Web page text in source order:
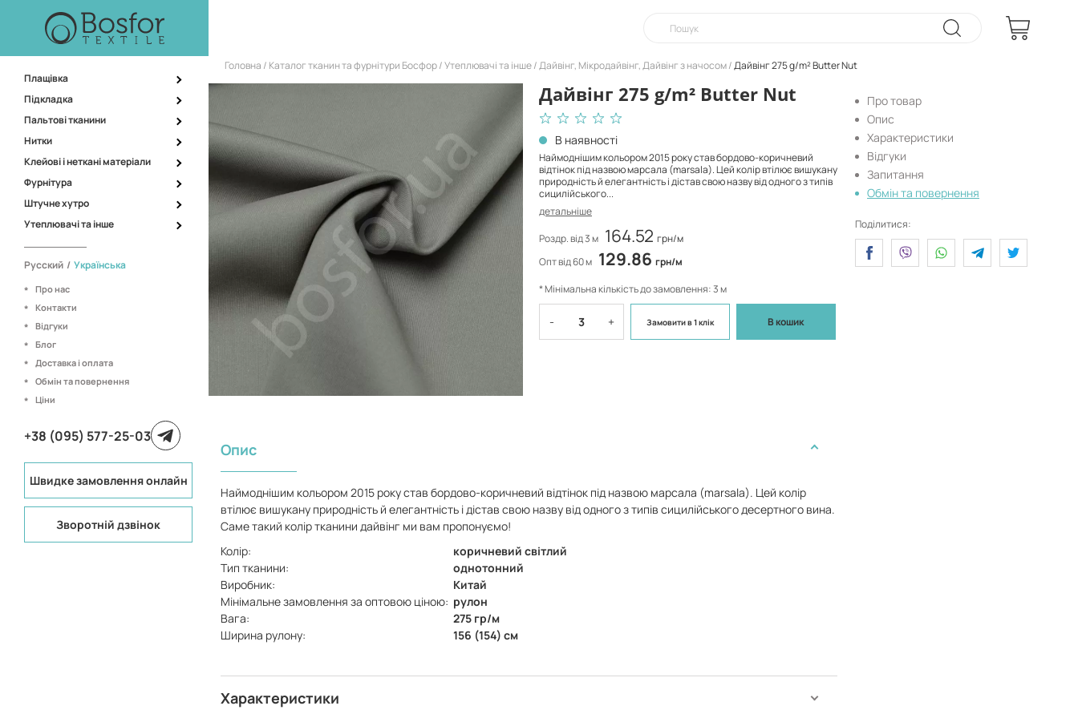
Плащівка
Підкладка
Пальтові тканини
Нитки
Клейові і неткані матеріали
Фурнітура
Штучне хутро
Утеплювачі та інше
Русский / Українська
Про нас
Контакти
Відгуки
Блог
Доставка і оплата
Обмін та повернення
Ціни
+38 (095) 577-25-03
Швидке замовлення онлайн
Зворотній дзвінок
Головна Каталог тканин та фурнітури Босфор Утеплювачі та інше Дайвінг, Мікродайвінг, Дайвінг з начосом Дайвінг 275 g/m² Butter Nut
Дайвінг 275 g/m² Butter Nut
В наявності
Наймоднішим кольором 2015 року став бордово-коричневий
відтінок під назвою марсала (marsala). Цей колір втілює вишукану
природність й елегантність і дістав свою назву від одного з типів
сицилійського...
детальніше
Роздр. від 3 м 164.52 грн/м
Опт від 60 м 129.86 грн/м
* Мінімальна кількість до замовлення: 3 м
- + Замовитив 1 клік В кошик
Опис
Наймоднішим кольором 2015 року став бордово-коричневий відтінок під назвою марсала (marsala). Цей колір
втілює вишукану природність й елегантність і дістав свою назву від одного з типів сицилійського десертного вина.
Саме такий колір тканини дайвінг ми вам пропонуємо!
Колір:
коричневий світлий
Тип тканини:
однотонний
Виробник:
Китай
Мінімальне замовлення за оптовою ціною: рулон
Вага:
275 гр/м
Ширина рулону:
156 (154) см
Характеристики
Про товар
Опис
Характеристики
Відгуки
Запитання
Обмін та повернення
Поділитися: